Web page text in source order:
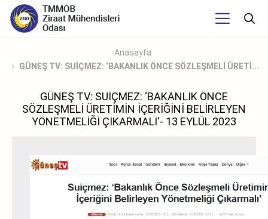
Anasayfa
GÜNEŞ TV: SUİÇMEZ: ‘BAKANLIK ÖNCE SÖZLEŞMELİ ÜRETİ...
GÜNEŞ TV: SUİÇMEZ: ‘BAKANLIK ÖNCE
SÖZLEŞMELİ ÜRETİMİN İÇERİĞİNİ BELİRLEYEN
YÖNETMELİĞİ ÇIKARMALI'- 13 EYLÜL 2023